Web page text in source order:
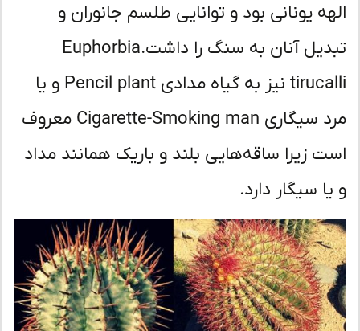
یونانی بود و توانایی طلسم جانوران و
تبدیل آنان به سنگ را داشت.Euphorbia
tirucalli نیز به گیاه مدادی Pencil plant و یا
مرد سیگاری Cigarette-Smoking man معروف
زیرا ساقه‌هایی بلند و باریک همانند مداد
سیگار دارد.